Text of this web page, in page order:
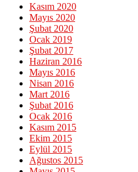
Kasım 2020
Mayıs 2020
Şubat 2020
Ocak 2019
Şubat 2017
Haziran 2016
Mayıs 2016
Nisan 2016
Mart 2016
Şubat 2016
Ocak 2016
Kasım 2015
Ekim 2015
Eylül 2015
Ağustos 2015